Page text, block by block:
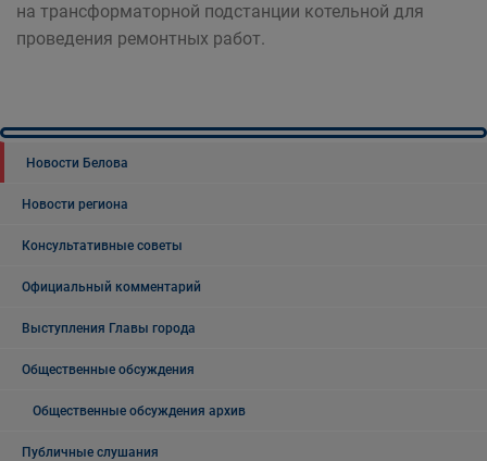
на трансформаторной подстанции котельной для
проведения ремонтных работ.
Новости Белова
Новости региона
Консультативные советы
Официальный комментарий
Выступления Главы города
Общественные обсуждения
Общественные обсуждения архив
Публичные слушания